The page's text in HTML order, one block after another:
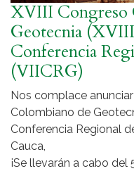
XVIII Congreso
Geotecnia
Conferencia
(VIICRG)
Nos complace
Colombiano de
Conferencia Regional
Cauca,
¡Se llevarán a cabo